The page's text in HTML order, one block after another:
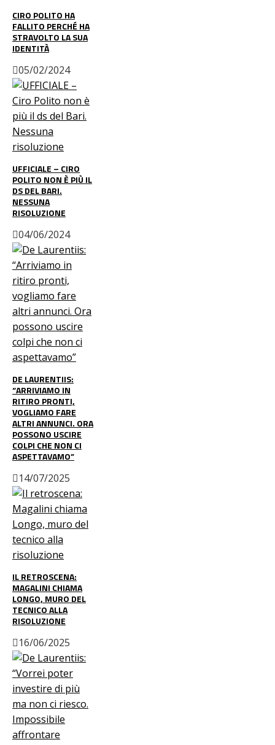
CIRO POLITO HA
FALLITO PERCHÉ HA
STRAVOLTO LA SUA
IDENTITÀ
05/02/2024
UFFICIALE – CIRO
POLITO NON È PIÙ IL
DS DEL BARI.
NESSUNA
RISOLUZIONE
04/06/2024
DE LAURENTIIS:
“ARRIVIAMO IN
RITIRO PRONTI,
VOGLIAMO FARE
ALTRI ANNUNCI. ORA
POSSONO USCIRE
COLPI CHE NON CI
ASPETTAVAMO”
14/07/2025
IL RETROSCENA:
MAGALINI CHIAMA
LONGO, MURO DEL
TECNICO ALLA
RISOLUZIONE
16/06/2025